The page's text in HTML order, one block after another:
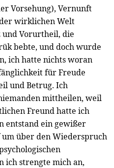
Vorsehung), Vernunft
wirklichen Welt
und Vorurtheil, die
bebte, und doch wurde
ich hatte nichts woran
für Freude
und Betrug. Ich
mittheilen, weil
Freund hatte ich
entstand ein gewißer
über den Wiederspruch
ich strengte mich an,